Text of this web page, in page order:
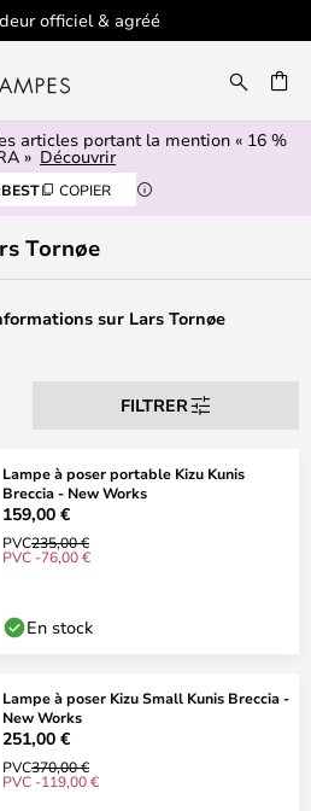
officiel & agréé
articles portant la mention « 16 %
» Découvrir
BEST COPIER
Tornøe
sur Lars Tornøe
FILTRER
Lampe à poser portable Kizu Kunis
Breccia - New Works
159,00 €
PVC235,00 €
PVC -76,00 €
En stock
Lampe à poser Kizu Small Kunis Breccia -
New Works
251,00 €
PVC370,00 €
PVC -119,00 €